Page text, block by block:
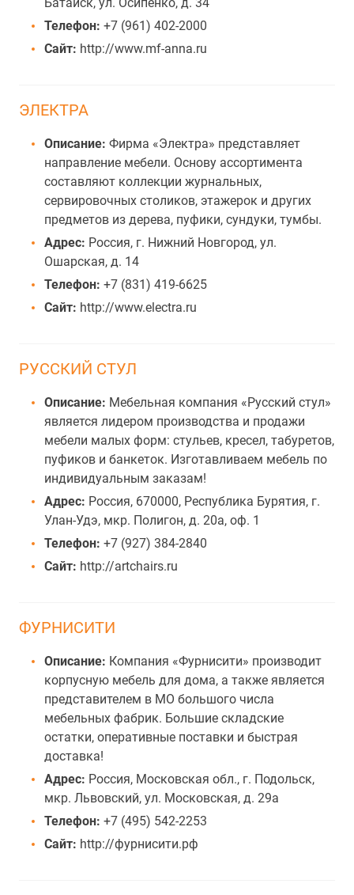
Телефон: +7 (961) 402-2000
Сайт: http://www.mf-anna.ru
ЭЛЕКТРА
Описание: Фирма «Электра» представляет
направление мебели. Основу ассортимента
составляют коллекции журнальных,
сервировочных столиков, этажерок и других
предметов из дерева, пуфики, сундуки, тумбы.
Адрес: Россия, г. Нижний Новгород, ул.
Ошарская, д. 14
Телефон: +7 (831) 419-6625
Сайт: http://www.electra.ru
РУССКИЙ СТУЛ
Описание: Мебельная компания «Русский стул»
является лидером производства и продажи
мебели малых форм: стульев, кресел, табуретов,
пуфиков и банкеток. Изготавливаем мебель по
индивидуальным заказам!
Адрес: Россия, 670000, Республика Бурятия, г.
Улан-Удэ, мкр. Полигон, д. 20а, оф. 1
Телефон: +7 (927) 384-2840
Сайт: http://artchairs.ru
ФУРНИСИТИ
Описание: Компания «Фурнисити» производит
корпусную мебель для дома, а также является
представителем в МО большого числа
мебельных фабрик. Большие складские
остатки, оперативные поставки и быстрая
доставка!
Адрес: Россия, Московская обл., г. Подольск,
мкр. Львовский, ул. Московская, д. 29а
Телефон: +7 (495) 542-2253
Сайт: http://фурнисити.рф